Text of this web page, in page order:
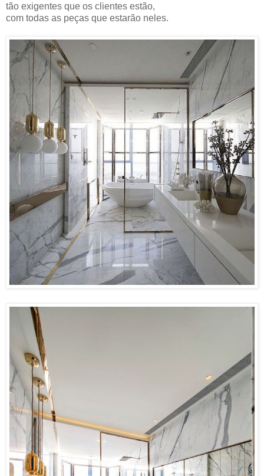
tão exigentes que os clientes estão,
com todas as peças que estarão neles.